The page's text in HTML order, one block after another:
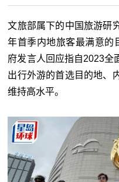
文旅部属下的中国旅游研
年首季内地旅客最满意的
府发言人回应指自2023全
出行外游的首选目的地、
维持高水平。